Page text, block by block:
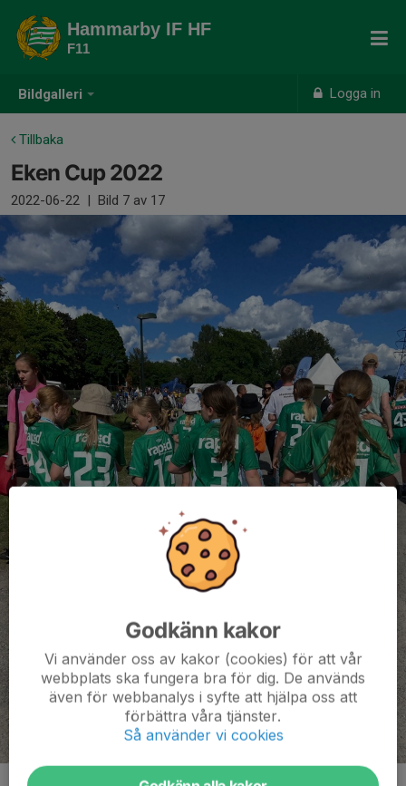
Bildgalleri Logga in
Hammarby IF HF
F11
Tillbaka
Eken Cup 2022
2022-06-22 | Bild 7 av 17
Godkänn kakor
Vi använder oss av kakor (cookies) för att vår
webbplats ska fungera bra för dig. De används
även för webbanalys i syfte att hjälpa oss att
förbättra våra tjänster.
Så använder vi cookies